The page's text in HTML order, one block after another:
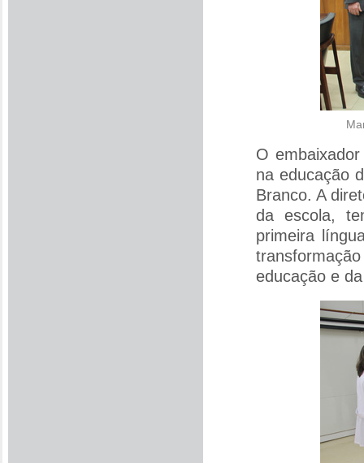
O
na educação
Branco. A
da escola,
primeira
educação e